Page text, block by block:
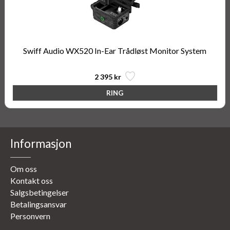
Swiff Audio WX520 In-Ear Trådløst Monitor System
2 395 kr
Informasjon
Om oss
Kontakt oss
Salgsbetingelser
Betalingsansvar
Personvern